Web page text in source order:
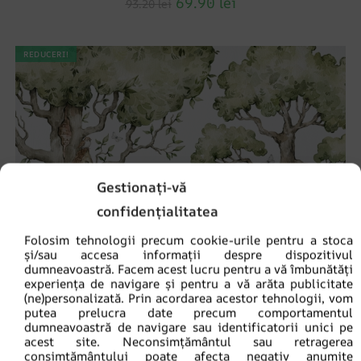
Gestionați-vă
confidențialitatea
Folosim tehnologii precum cookie-urile pentru a stoca
și/sau accesa informații despre dispozitivul
dumneavoastră. Facem acest lucru pentru a vă îmbunătăți
experiența de navigare și pentru a vă arăta publicitate
(ne)personalizată. Prin acordarea acestor tehnologii, vom
putea prelucra date precum comportamentul
dumneavoastră de navigare sau identificatorii unici pe
acest site. Neconsimțământul sau retragerea
consimțământului poate afecta negativ anumite
REDUCERI!